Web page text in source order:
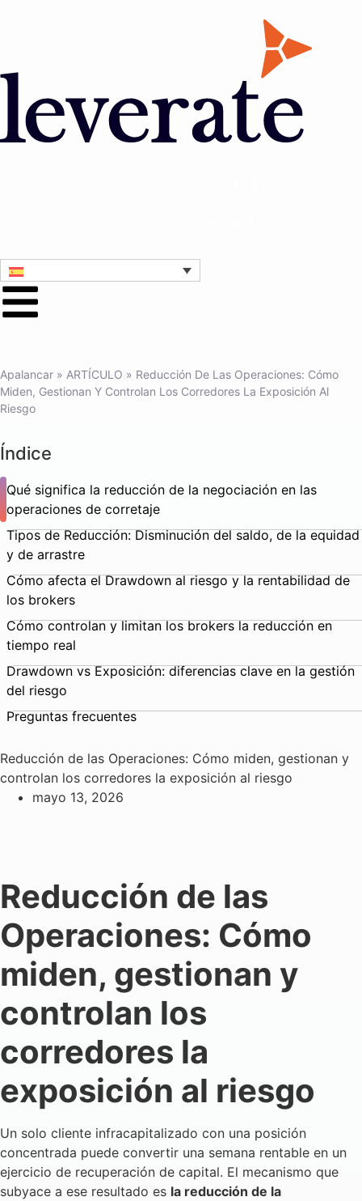
Apalancar » ARTÍCULO » Reducción De Las Operaciones: Cómo
Miden, Gestionan Y Controlan Los Corredores La Exposición Al
Riesgo
Índice
Qué significa la reducción de la negociación en las
operaciones de corretaje
Tipos de Reducción: Disminución del saldo, de la equidad
y de arrastre
Cómo afecta el Drawdown al riesgo y la rentabilidad de
los brokers
Cómo controlan y limitan los brokers la reducción en
tiempo real
Drawdown vs Exposición: diferencias clave en la gestión
del riesgo
Preguntas frecuentes
Reducción de las Operaciones: Cómo miden, gestionan y
controlan los corredores la exposición al riesgo
mayo 13, 2026
Reducción de las
Operaciones: Cómo
miden, gestionan y
controlan los
corredores la
exposición al riesgo
Un solo cliente infracapitalizado con una posición
concentrada puede convertir una semana rentable en un
ejercicio de recuperación de capital. El mecanismo que
subyace a ese resultado es la reducción de la